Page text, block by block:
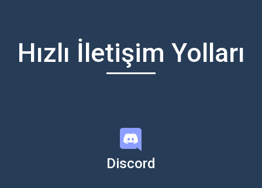
Hızlı İletişim Yolları
Discord